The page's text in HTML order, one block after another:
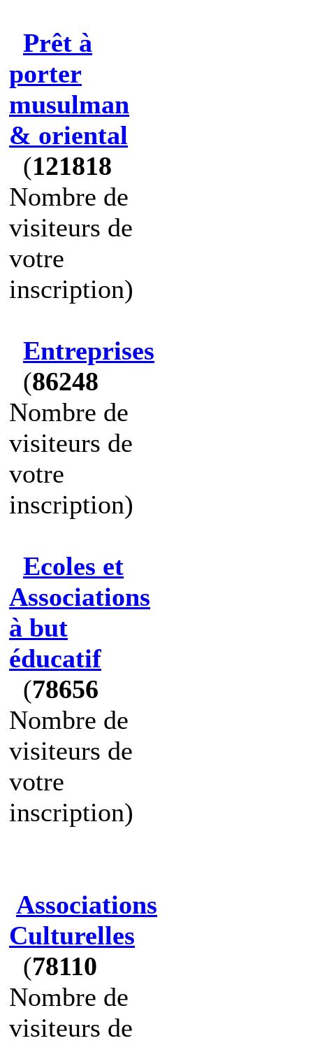
Prêt à
porter
musulman
& oriental
(121818
Nombre de
visiteurs de
votre
inscription)
Entreprises
(86248
Nombre de
visiteurs de
votre
inscription)
Ecoles et
Associations
à but
éducatif
(78656
Nombre de
visiteurs de
votre
inscription)
Associations
Culturelles
(78110
Nombre de
visiteurs de